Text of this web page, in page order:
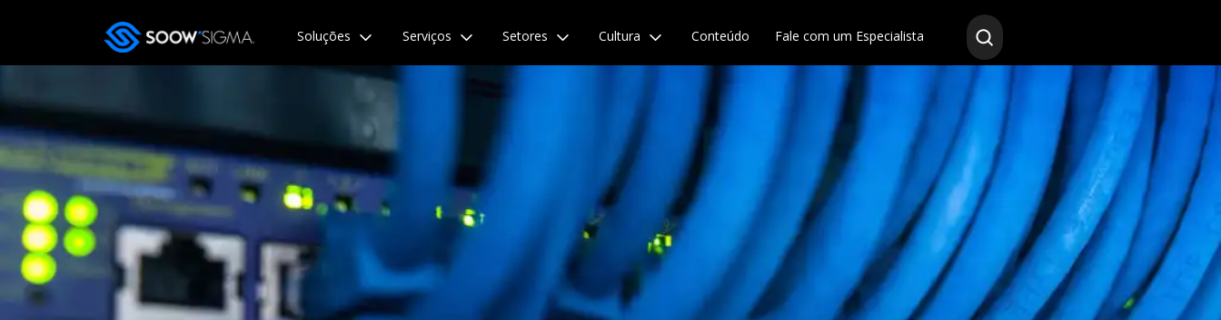
Soluções Serviços Setores Cultura Conteúdo Fale com um Especialista